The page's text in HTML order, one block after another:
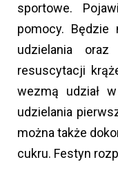
sportowe.
pomocy.
udzielania
resuscytacji
wezmą udział
udzielania
można także
cukru. Festyn